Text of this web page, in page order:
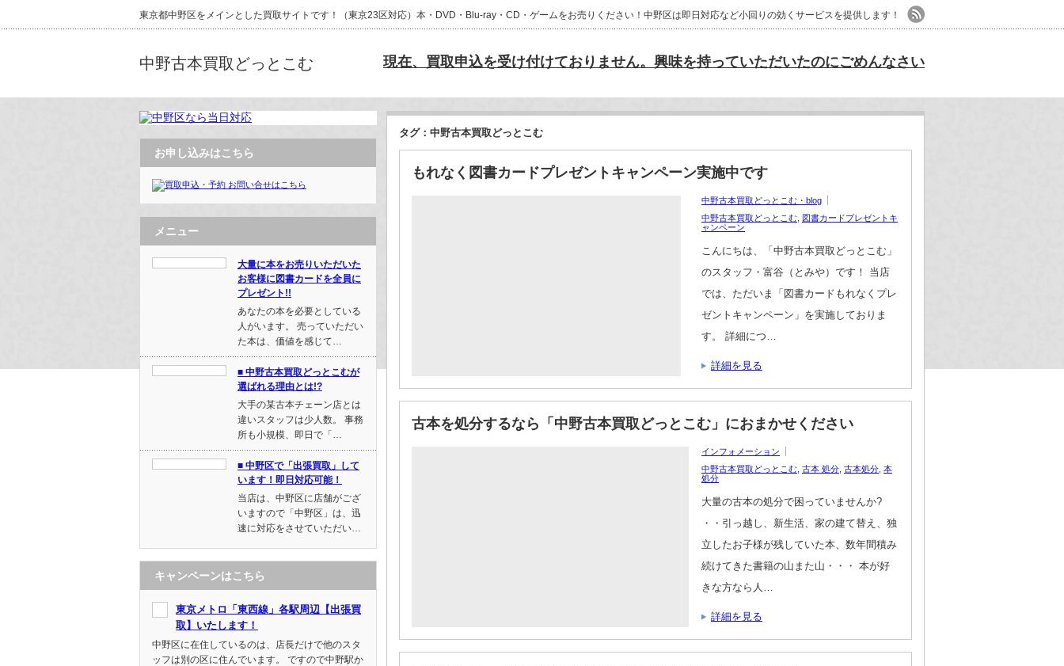
東京都中野区をメインとした買取サイトです！（東京23区対応）本・DVD・Blu-ray・CD・ゲームをお売りください！中野区は即日対応など小回りの効くサービスを提供します！
中野古本買取どっとこむ 現在、買取申込を受け付けておりません。興味を持っていただいたのにごめんなさい
タグ：中野古本買取どっとこむ
もれなく図書カードプレゼントキャンペーン実施中です
中野古本買取どっとこむ・blog
中野古本買取どっとこむ 図書カードプレゼントキ
ャンペーン
こんにちは、「中野古本買取どっとこむ」
のスタッフ・富谷（とみや）です！ 当店
では、ただいま「図書カードもれなくプレ
ゼントキャンペーン」を実施しておりま
す。 詳細につ…
詳細を見る
古本を処分するなら「中野古本買取どっとこむ」におまかせください
インフォメーション
中野古本買取どっとこむ 古本 処分 古本処分 本
処分
大量の古本の処分で困っていませんか?
・・引っ越し、新生活、家の建て替え、独
立したお子様が残していた本、数年間積み
続けてきた書籍の山また山・・・ 本が好
きな方なら人…
詳細を見る
お申し込みはこちら
メニュー
大量に本をお売りいただいた
お客様に図書カードを全員に
プレゼント!!
あなたの本を必要としている
人がいます。 売っていただい
た本は、価値を感じて…
■ 中野古本買取どっとこむが
選ばれる理由とは!?
大手の某古本チェーン店とは
違いスタッフは少人数。 事務
所も小規模、即日で「…
■ 中野区で「出張買取」して
います！即日対応可能！
当店は、中野区に店舗がござ
いますので「中野区」は、迅
速に対応をさせていただい…
キャンペーンはこちら
東京メトロ「東西線」各駅周辺【出張買
取】いたします！
中野区に在住しているのは、店長だけで他のスタ
ッフは別の区に住んでいます。 ですので中野駅か